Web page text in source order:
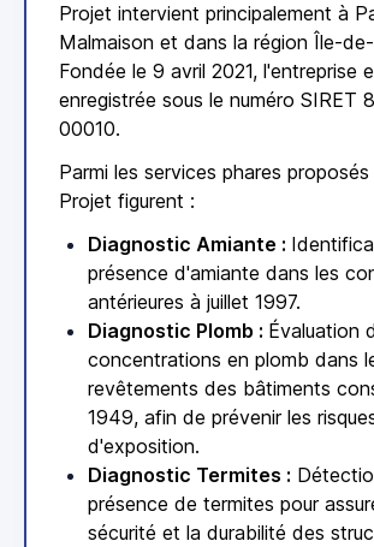
Projet intervient principalement à
Malmaison et dans la région Île-
Fondée le 9 avril 2021, l'entreprise
enregistrée sous le numéro SIRET
00010.
Parmi les services phares
Projet figurent :
Diagnostic Amiante :
présence d'amiante dans les
antérieures à juillet 1997.
Diagnostic Plomb : Évaluation
concentrations en plomb dans
revêtements des bâtiments
1949, afin de prévenir les
d'exposition.
Diagnostic Termites :
présence de termites pour
sécurité et la durabilité des